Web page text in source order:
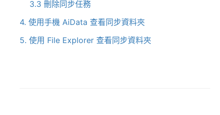
3.3 刪除同步任務
4. 使用手機 AiData 查看同步資料夾
5. 使用 File Explorer 查看同步資料夾